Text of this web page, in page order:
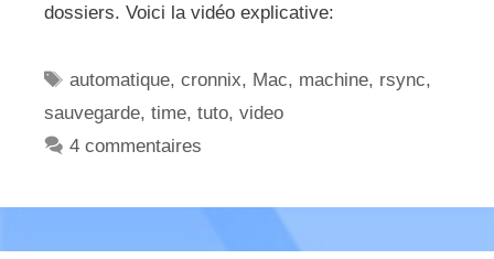
dossiers. Voici la vidéo explicative:
Étiquettes
automatique,cronnix, Mac, machine, rsync,
sauvegarde, time, tuto, video
4 commentaires